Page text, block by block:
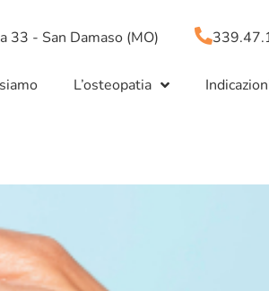
33 - San Damaso (MO)
L’osteopatia